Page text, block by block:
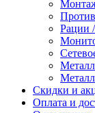
Рации
Скидки и
Оплата и